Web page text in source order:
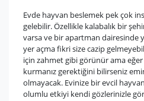
Evde hayvan beslemek pek çok
gelebilir. Özellikle kalabalık bir
varsa ve bir apartman dairesinde
yer açma fikri size cazip
için zahmet gibi görünür ama
kurmanız gerektiğini bilirseniz
olmayacak. Evinize bir evcil hayvan
olumlu etkiyi kendi gözlerinizle